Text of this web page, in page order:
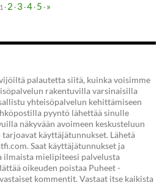
1 · 2 · 3 ·4 · 5 · »
palautetta siitä, kuinka voisimme
rakentuvilla varsinaisilla
yhteisöpalvelun kehittämiseen
pyyntö lähettää sinulle
näkyvään avoimeen keskusteluun
käyttäjätunnukset. Lähetä
Saat käyttäjätunnukset ja
ilmaista mielipiteesi palvelusta
oikeuden poistaa Puheet -
kommentit. Vastaat itse kaikista